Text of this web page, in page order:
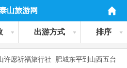
山旅游网
出游方式 排序
许愿祈福旅行社 肥城东平到山西五台